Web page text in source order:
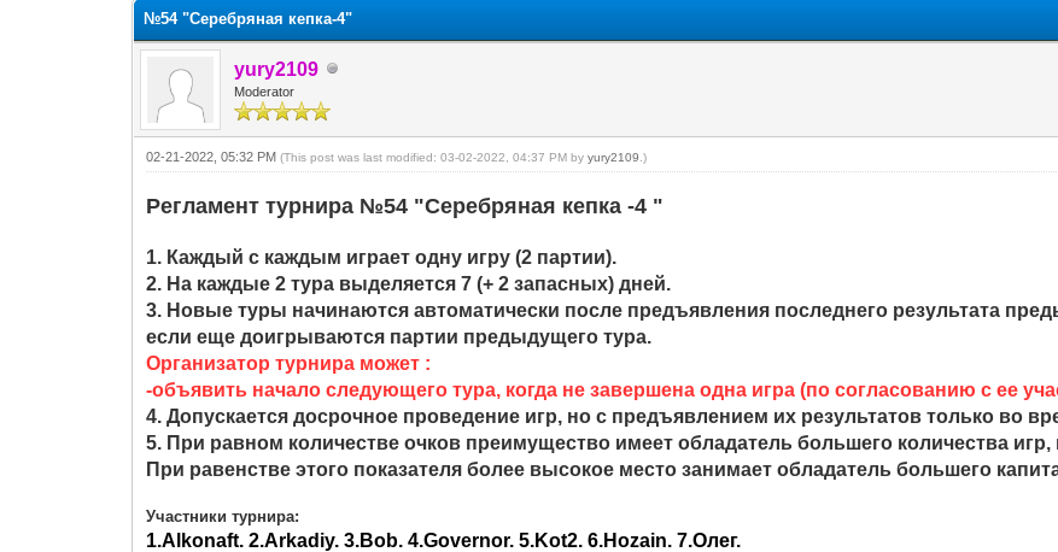
№54 "Серебряная кепка-4"
yury2109
Moderator
02-21-2022, 05:32 PM(This post was last modified: 03-02-2022, 04:37 PM byyury2109 .)
Регламент турнира №54 "Серебряная кепка -4 "
1. Каждый с каждым играет одну игру (2 партии).
2. На каждые 2 тура выделяется 7 (+ 2 запасных) дней.
3. Новые туры начинаются автоматически после предъявления последнего результата
если еще доигрываются партии предыдущего тура.
Организатор турнира может :
-объявить начало следующего тура, когда не завершена одна игра (по согласованию с ее
4. Допускается досрочное проведение игр, но с предъявлением их результатов только во
5. При равном количестве очков преимущество имеет обладатель большего количества
При равенстве этого показателя более высокое место занимает обладатель большего
Участники турнира:
1.Alkonaft. 2.Arkadiy. 3.Bob. 4.Governor. 5.Kot2. 6.Hozain. 7.Олег.